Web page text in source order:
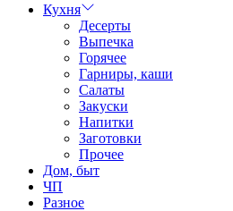
Кухня
Десерты
Выпечка
Горячее
Гарниры, каши
Салаты
Закуски
Напитки
Заготовки
Прочее
Дом, быт
ЧП
Разное